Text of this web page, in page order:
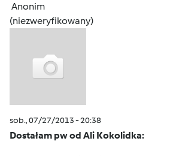
Anonim
(niezweryfikowany)
sob., 07/27/2013 - 20:38
Dostałam pw od Ali Kokolidka: